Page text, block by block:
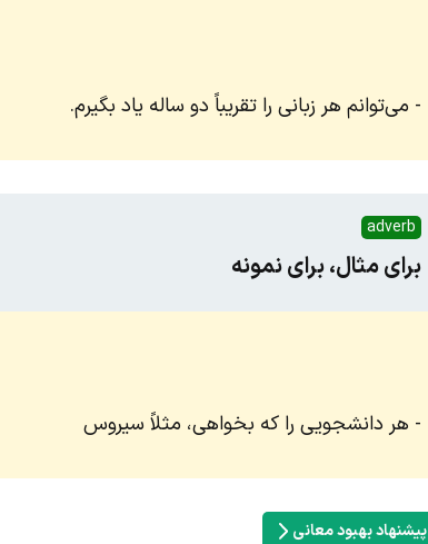
می‌توانم هر زبانی را تقریباً دو ساله یاد بگیرم.
adverb
برای مثال، برای نمونه
هر دانشجویی را که بخواهی، مثلاً سیروس
پیشنهاد بهبود معانی